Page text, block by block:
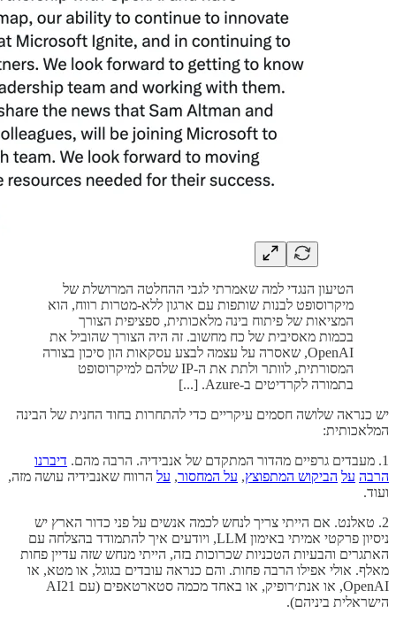
הטיעון הנגדי למה שאמרתי לגבי ההחלטה המרושלת של
מיקרוסופט לבנות שותפות עם ארגון ללא-מטרות רווח, הוא
המציאות של פיתוח בינה מלאכותית, ספציפית הצורך
בכמות מאסיבית של כח מחשוב. זה היה הצורך שהוביל את
OpenAI, שאסרה על עצמה לבצע עסקאות הון סיכון בצורה
המסורתית, לוותר ולתת את ה-IP שלהם למיקרוסופט
בתמורה לקרדיטים ב-Azure. [...]
יש כנראה שלושה חסמים עיקריים כדי להתחרות בחוד החנית של הבינה
המלאכותית:
1. מעבדים גרפיים מהדור המתקדם של אנבידיה. הרבה מהם.
דיברנו
הרבה על הביקוש המתפוצץ, על המחסור, על הרווח שאנבידיה עושה מזה,
ועוד.
2. טאלנט. אם הייתי צריך לנחש לכמה אנשים על פני כדור הארץ יש
ניסיון פרקטי אמיתי באימון LLM, ויודעים איך להתמודד בהצלחה עם
האתגרים והבעיות הטכניות שכרוכות בזה, הייתי מנחש שזה עדיין פחות
מאלף. אולי אפילו הרבה פחות. והם כנראה עובדים בגוגל, או מטא, או
OpenAI, או אנת׳רופיק, או באחד מכמה סטארטאפים (עם AI21
הישראלית ביניהם).